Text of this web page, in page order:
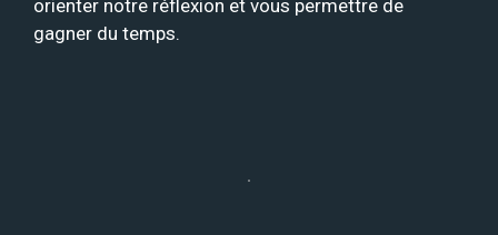
orienter notre réflexion et vous permettre de
gagner du temps.